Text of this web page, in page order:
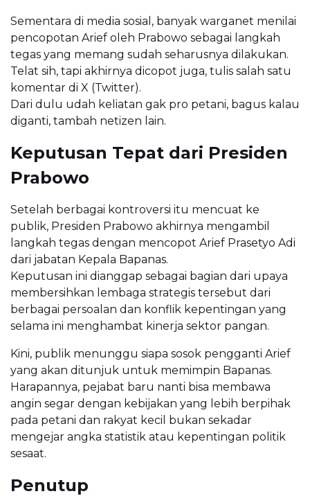
Sementara di media sosial, banyak warganet menilai
pencopotan Arief oleh Prabowo sebagai langkah
tegas yang memang sudah seharusnya dilakukan.
Telat sih, tapi akhirnya dicopot juga, tulis salah satu
komentar di X (Twitter).
Dari dulu udah keliatan gak pro petani, bagus kalau
diganti, tambah netizen lain.
Keputusan Tepat dari Presiden
Prabowo
Setelah berbagai kontroversi itu mencuat ke
publik, Presiden Prabowo akhirnya mengambil
langkah tegas dengan mencopot Arief Prasetyo Adi
dari jabatan Kepala Bapanas.
Keputusan ini dianggap sebagai bagian dari upaya
membersihkan lembaga strategis tersebut dari
berbagai persoalan dan konflik kepentingan yang
selama ini menghambat kinerja sektor pangan.
Kini, publik menunggu siapa sosok pengganti Arief
yang akan ditunjuk untuk memimpin Bapanas.
Harapannya, pejabat baru nanti bisa membawa
angin segar dengan kebijakan yang lebih berpihak
pada petani dan rakyat kecil bukan sekadar
mengejar angka statistik atau kepentingan politik
sesaat.
Penutup